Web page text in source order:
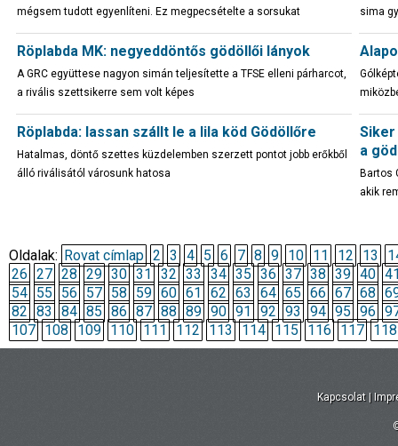
mégsem tudott egyenlíteni. Ez megpecsételte a sorsukat
sima
Röplabda MK: negyeddöntős gödöllői lányok
A GRC együttese nagyon simán teljesítette a TFSE elleni párharcot,
a rivális szettsikerre sem volt képes
Röplabda: lassan szállt le a lila köd Gödöllőre
Hatalmas, döntő szettes küzdelemben szerzett pontot jobb erőkből
álló riválisától városunk hatosa
a
Bartos
akik
Oldalak: Rovat címlap 2 3 4 5 6 7 8 9 10 11 12 13
26 27 28 29 30 31 32 33 34 35 36 37 38 39 40
54 55 56 57 58 59 60 61 62 63 64 65 66 67 68
82 83 84 85 86 87 88 89 90 91 92 93 94 95 96
107 108 109 110 111 112 113 114 115 116 117 118
Kapcsolat |